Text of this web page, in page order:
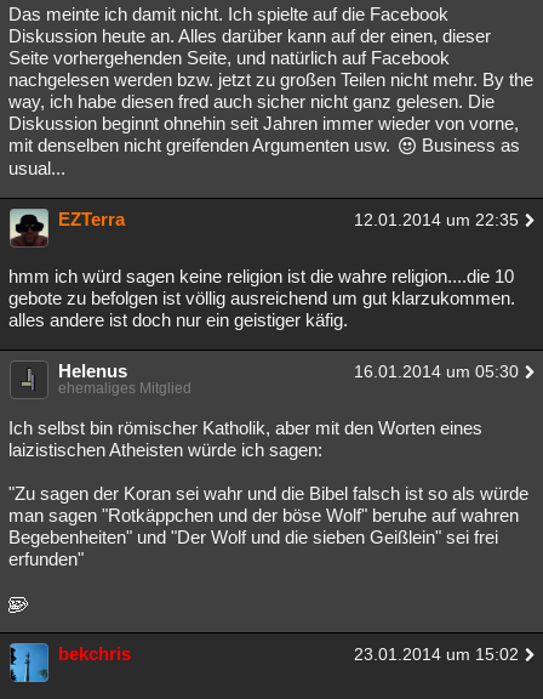
Das meinte ich damit nicht. Ich spielte auf die Facebook
Diskussion heute an. Alles darüber kann auf der einen, dieser
Seite vorhergehenden Seite, und natürlich auf Facebook
nachgelesen werden bzw. jetzt zu großen Teilen nicht mehr. By the
way, ich habe diesen fred auch sicher nicht ganz gelesen. Die
Diskussion beginnt ohnehin seit Jahren immer wieder von vorne,
mit denselben nicht greifenden Argumenten usw.
Business as
usual...
EZTerra 12.01.2014 um 22:35
hmm ich würd sagen keine religion ist die wahre religion....die 10
gebote zu befolgen ist völlig ausreichend um gut klarzukommen.
alles andere ist doch nur ein geistiger käfig.
Helenus 16.01.2014 um 05:30
ehemaliges Mitglied
Ich selbst bin römischer Katholik, aber mit den Worten eines
laizistischen Atheisten würde ich sagen:
"Zu sagen der Koran sei wahr und die Bibel falsch ist so als würde
man sagen "Rotkäppchen und der böse Wolf" beruhe auf wahren
Begebenheiten" und "Der Wolf und die sieben Geißlein" sei frei
erfunden"
bekchris 23.01.2014 um 15:02